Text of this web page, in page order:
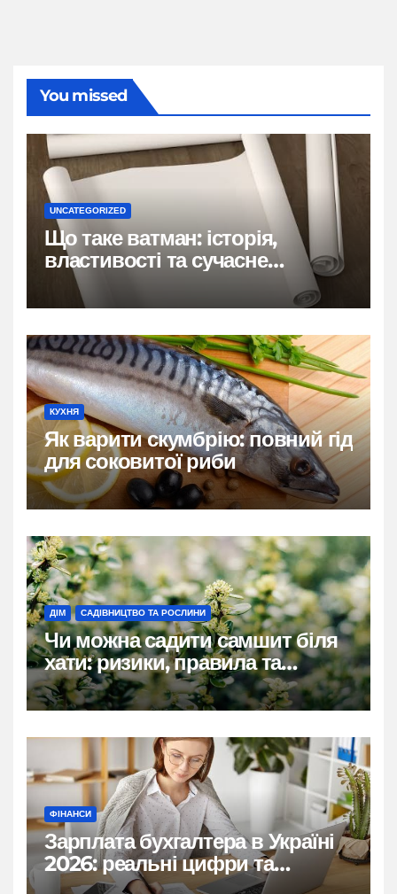
You missed
UNCATEGORIZED
Що таке ватман: історія,
властивості та сучасне
застосування
КУХНЯ
Як варити скумбрію: повний гід
для соковитої риби
ДІМ САДІВНИЦТВО ТА РОСЛИНИ
Чи можна садити самшит біля
хати: ризики, правила та
практичні рішення
ФІНАНСИ
Зарплата бухгалтера в Україні
2026: реальні цифри та
нюанси